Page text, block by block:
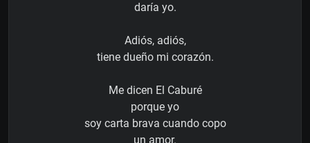
daría yo.
Adiós, adiós,
tiene dueño mi corazón.
Me dicen El Caburé
porque yo
soy carta brava cuando copo
un amor.